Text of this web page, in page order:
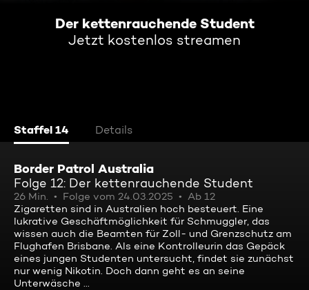
Der kettenrauchende Student
Jetzt kostenlos streamen
Staffel 14 Details
Border Patrol Australia
Folge 12: Der kettenrauchende Student
26 Min. Folge vom 24.03.2025
Ab 12
Zigaretten sind in Australien hoch besteuert. Eine
lukrative Geschäftmöglichkeit für Schmuggler, das
wissen auch die Beamten für Zoll- und Grenzschutz am
Flughafen Brisbane. Als eine Kontrolleurin das Gepäck
eines jungen Studenten untersucht, findet sie zunächst
nur wenig Nikotin. Doch dann geht es an seine
Unterwäsche ...